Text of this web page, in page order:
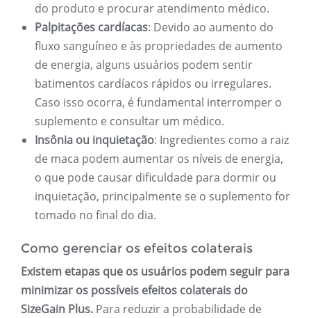
do produto e procurar atendimento médico.
Palpitações cardíacas: Devido ao aumento do
fluxo sanguíneo e às propriedades de aumento
de energia, alguns usuários podem sentir
batimentos cardíacos rápidos ou irregulares.
Caso isso ocorra, é fundamental interromper o
suplemento e consultar um médico.
Insônia ou inquietação: Ingredientes como a raiz
de maca podem aumentar os níveis de energia,
o que pode causar dificuldade para dormir ou
inquietação, principalmente se o suplemento for
tomado no final do dia.
Como gerenciar os efeitos colaterais
Existem etapas que os usuários podem seguir para
minimizar os possíveis efeitos colaterais do
SizeGain Plus. Para reduzir a probabilidade de